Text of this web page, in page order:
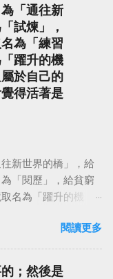
「通往新
試煉」，
為「練習
躍升的機
於自己的
得活著是
新世界的橋」，給
「閱歷」，給貧窮
名為「躍升的機
事。#超譯尼采 — 中
May 23, 2023
閱讀更多
；然後是